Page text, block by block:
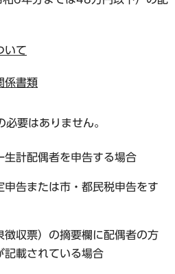
いて
係書類
要はありません。
生計配偶者を申告する場合
申告または市・都民税申告をす
徴収票）の摘要欄に配偶者の方
記載されている場合